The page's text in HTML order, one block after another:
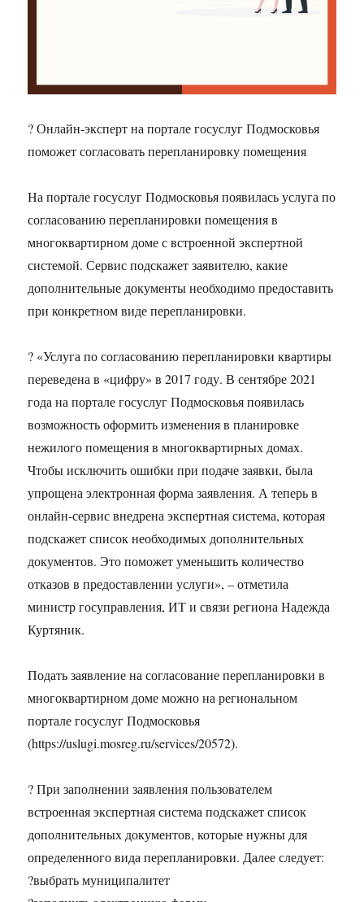
? Онлайн-эксперт на портале госуслуг Подмосковья
поможет согласовать перепланировку помещения
На портале госуслуг Подмосковья появилась услуга по
согласованию перепланировки помещения в
многоквартирном доме с встроенной экспертной
системой. Сервис подскажет заявителю, какие
дополнительные документы необходимо предоставить
при конкретном виде перепланировки.
? «Услуга по согласованию перепланировки квартиры
переведена в «цифру» в 2017 году. В сентябре 2021
года на портале госуслуг Подмосковья появилась
возможность оформить изменения в планировке
нежилого помещения в многоквартирных домах.
Чтобы исключить ошибки при подаче заявки, была
упрощена электронная форма заявления. А теперь в
онлайн-сервис внедрена экспертная система, которая
подскажет список необходимых дополнительных
документов. Это поможет уменьшить количество
отказов в предоставлении услуги», – отметила
министр госуправления, ИТ и связи региона Надежда
Куртяник.
Подать заявление на согласование перепланировки в
многоквартирном доме можно на региональном
портале госуслуг Подмосковья
(https://uslugi.mosreg.ru/services/20572).
? При заполнении заявления пользователем
встроенная экспертная система подскажет список
дополнительных документов, которые нужны для
определенного вида перепланировки. Далее следует:
?выбрать муниципалитет